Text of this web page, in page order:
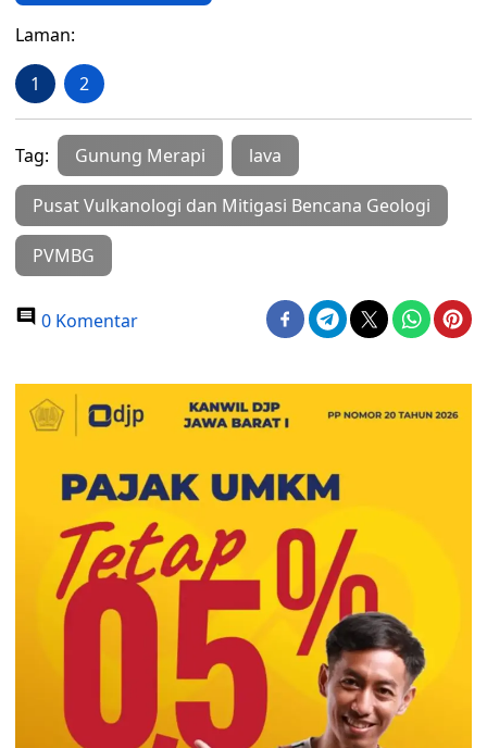
Laman:
1 2
Tag: Gunung Merapi lava
Pusat Vulkanologi dan Mitigasi Bencana Geologi
PVMBG
0 Komentar